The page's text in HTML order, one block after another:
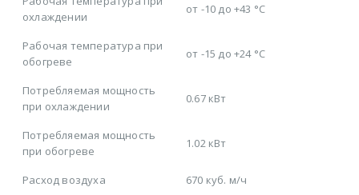
охлаждении
от -10 до +43 °C
Рабочая температура при
обогреве
от -15 до +24 °C
Потребляемая мощность
при охлаждении
0.67 кВт
Потребляемая мощность
при обогреве
1.02 кВт
Расход воздуха
670 куб. м/ч